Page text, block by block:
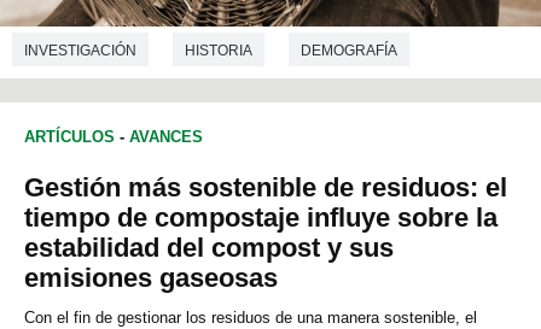
INVESTIGACIÓN HISTORIA DEMOGRAFÍA
ARTÍCULOS - AVANCES
Gestión más sostenible de residuos: el
tiempo de compostaje influye sobre la
estabilidad del compost y sus
emisiones gaseosas
Con el fin de gestionar los residuos de una manera sostenible, el